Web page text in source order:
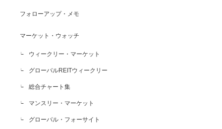
フォローアップ・メモ
マーケット・ウォッチ
ウィークリー・マーケット
グローバルREITウィークリー
総合チャート集
マンスリー・マーケット
グローバル・フォーサイト